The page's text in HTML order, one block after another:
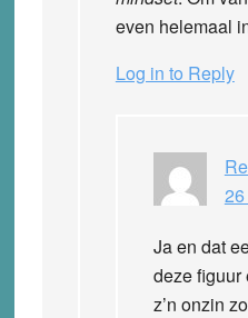
even helemaal
Log in to Reply
Ja en dat
deze figuur
z’n onzin